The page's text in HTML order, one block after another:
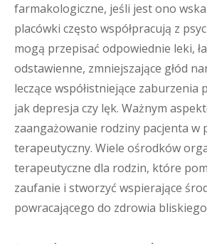
farmakologiczne, jeśli jest ono
placówki często współpracują z
mogą przepisać odpowiednie leki,
odstawienne, zmniejszające głód
leczące współistniejące zaburzenia
jak depresja czy lęk. Ważnym
zaangażowanie rodziny pacjenta w
terapeutyczny. Wiele ośrodków
terapeutyczne dla rodzin, które
zaufanie i stworzyć wspierające
powracającego do zdrowia